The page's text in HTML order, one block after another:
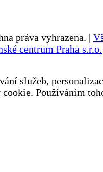
práva vyhrazena. |
centrum Praha s.r.o.
služeb,
Používáním